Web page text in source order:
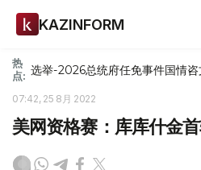
KAZINFORM
热
点: 选举-2026总统府任免事件国情咨
07:42, 25 8月 2022
美网资格赛：库库什金